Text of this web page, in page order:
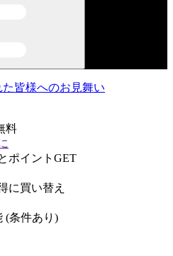
皆様へのお見舞い
料
ポイントGET
に買い替え
(条件あり)